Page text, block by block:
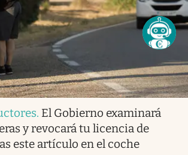
. El Gobierno examinará
y revocará tu licencia de
este artículo en el coche